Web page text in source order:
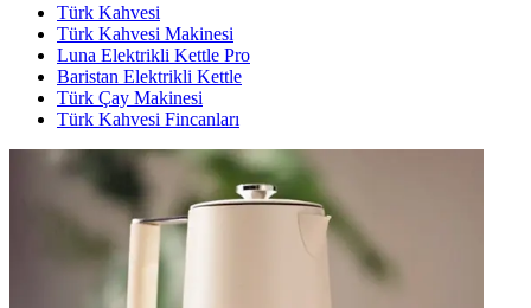
Türk Kahvesi
Türk Kahvesi Makinesi
Luna Elektrikli Kettle Pro
Baristan Elektrikli Kettle
Türk Çay Makinesi
Türk Kahvesi Fincanları